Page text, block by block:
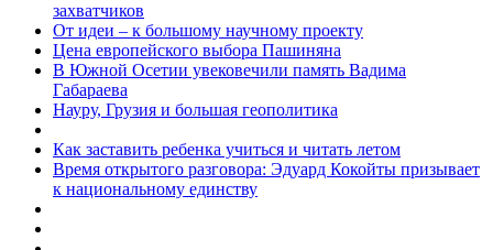
захватчиков
От идеи – к большому научному проекту
Цена европейского выбора Пашиняна
В Южной Осетии увековечили память Вадима
Габараева
Науру, Грузия и большая геополитика
Как заставить ребенка учиться и читать летом
Время открытого разговора: Эдуард Кокойты призывает
к национальному единству